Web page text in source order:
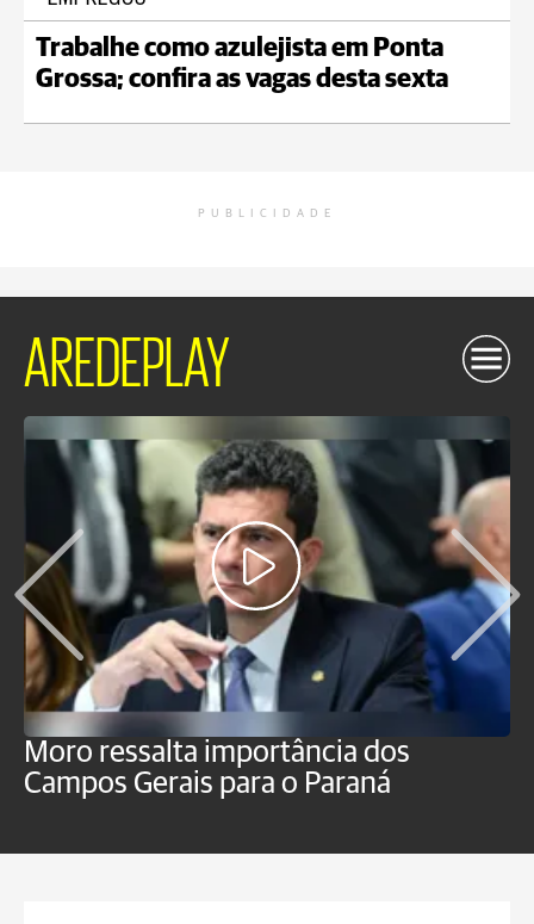
Trabalhe como azulejista em Ponta
Grossa; confira as vagas desta sexta
PUBLICIDADE
AREDEPLAY
Moro ressalta importância dos
Campos Gerais para o Paraná